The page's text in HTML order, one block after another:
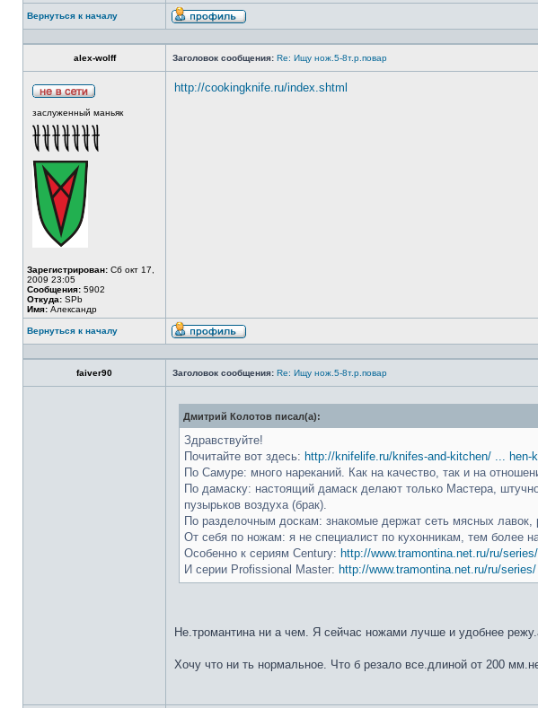
Вернуться к началу
alex-wolff Заголовок сообщения: Re: Ищу нож.5-8т.р.повар
заслуженный маньяк
Зарегистрирован: Сб окт 17,
2009 23:05
Сообщения: 5902
Откуда: SPb
Имя: Александр
http://cookingknife.ru/index.shtml
Вернуться к началу
faiver90 Заголовок сообщения: Re: Ищу нож.5-8т.р.повар
Дмитрий Колотов писал(а):
Здравствуйте!
Почитайте вот здесь: http://knifelife.ru/knifes-and-kitchen/ ... hen-
По Самуре: много нареканий. Как на качество, так и на
По дамаску: настоящий дамаск делают только Мастера,
пузырьков воздуха (брак).
По разделочным доскам: знакомые держат сеть мясных лавок,
От себя по ножам: я не специалист по кухонникам, тем более
Особенно к сериям Century: http://www.tramontina.net.ru/ru/
И серии Profissional Master: http://www.tramontina.net.ru/ru/
Не.тромантина ни а чем. Я сейчас ножами лучше и удобнее
Хочу что ни ть нормальное. Что б резало все.длиной от 200